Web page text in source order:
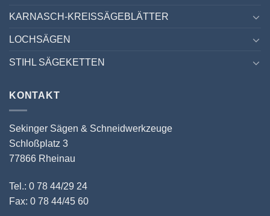
KARNASCH-KREISSÄGEBLÄTTER
LOCHSÄGEN
STIHL SÄGEKETTEN
KONTAKT
Sekinger Sägen & Schneidwerkzeuge
Schloßplatz 3
77866 Rheinau
Tel.: 0 78 44/29 24
Fax: 0 78 44/45 60